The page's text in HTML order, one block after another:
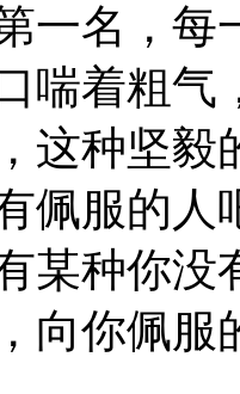
一名，
喘着粗
这种坚毅
佩服的人
某种你
向你佩服